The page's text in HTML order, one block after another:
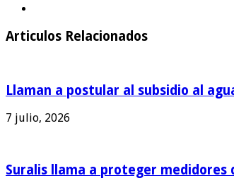
Articulos Relacionados
Llaman a postular al subsidio al
7 julio, 2026
Suralis llama a proteger